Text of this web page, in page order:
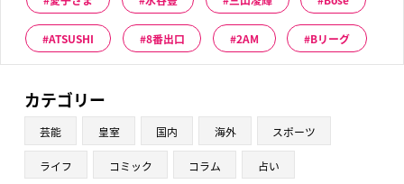
ATSUSHI 8番出口 2AM Bリーグ
カテゴリー
芸能 皇室 国内 海外 スポーツ
ライフ コミック コラム 占い